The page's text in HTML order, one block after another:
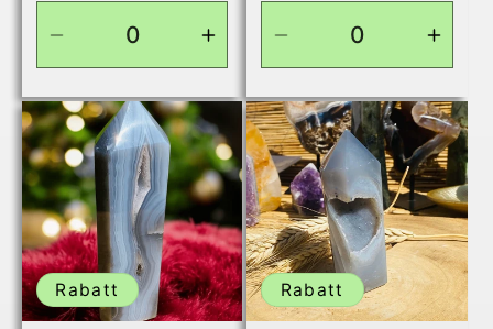
Verringere
die
Menge
für
Default
Title
Erhöhe
die
Menge
für
Default
Title
Verringere
die
Menge
für
Default
Title
die
für
Title
Rabatt Rabatt